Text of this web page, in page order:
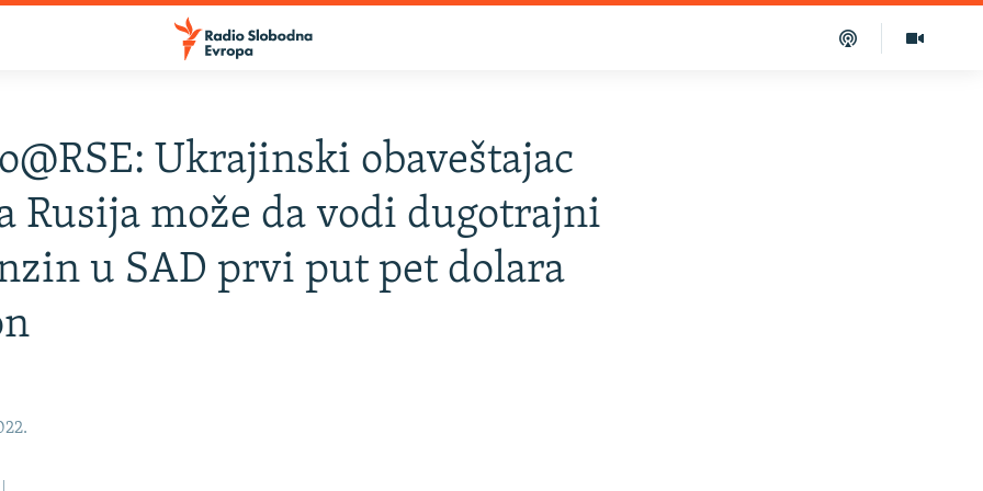
Ukrajinski obaveštajac
Rusija može da vodi dugotrajni
u SAD prvi put pet dolara